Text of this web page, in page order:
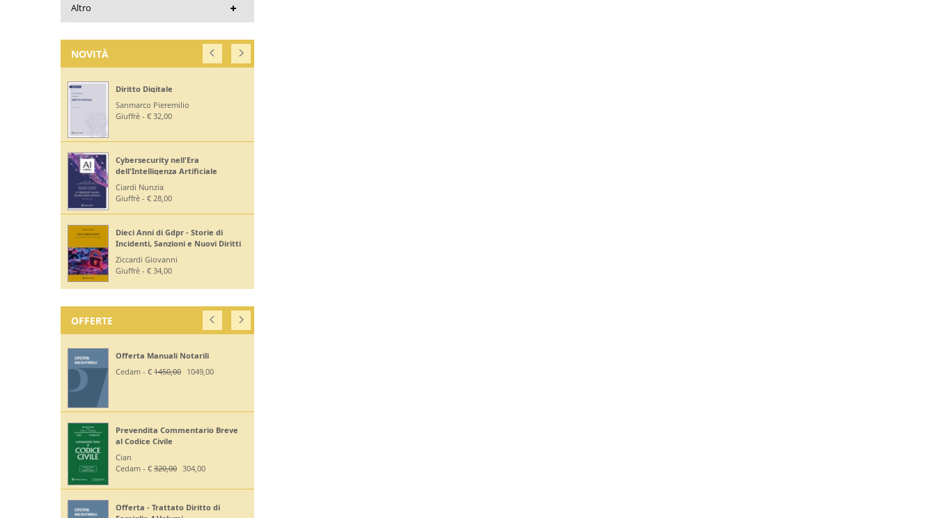
Altro
NOVITÀ
Diritto Digitale
Sanmarco Pieremilio
Giuffrè - € 32,00
Cybersecurity nell'Era
dell'Intelligenza Artificiale
Ciardi Nunzia
Giuffrè - € 28,00
Dieci Anni di Gdpr - Storie di
Incidenti, Sanzioni e Nuovi Diritti
Ziccardi Giovanni
Giuffrè - € 34,00
OFFERTE
Offerta Manuali Notarili
Cedam - € 1450,00 1049,00
Prevendita Commentario Breve
al Codice Civile
Cian
Cedam - € 320,00 304,00
Offerta - Trattato Diritto di